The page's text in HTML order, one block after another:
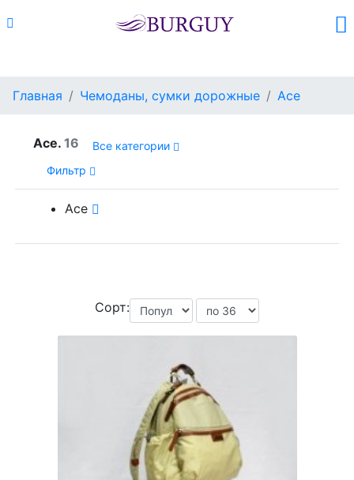
Главная Чемоданы, сумки дорожные Ace
Ace. 16
Все категории
Фильтр
Ace
Сорт: